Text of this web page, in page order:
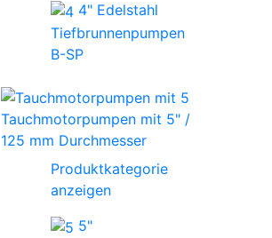
4" Edelstahl
Tiefbrunnenpumpen
B-SP
Tauchmotorpumpen mit 5" /
125 mm Durchmesser
Produktkategorie
anzeigen
5"